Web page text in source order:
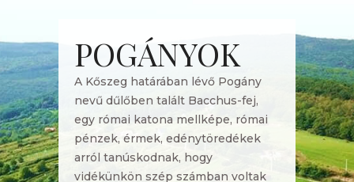
POGÁNYOK
A Kőszeg határában lévő Pogány
nevű dűlőben talált Bacchus-fej,
egy római katona mellképe, római
pénzek, érmek, edénytöredékek
arról tanúskodnak, hogy
vidékünkön szép számban voltak